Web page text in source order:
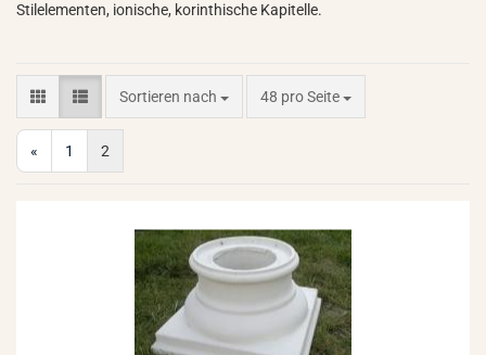
Stilelementen, ionische, korinthische Kapitelle.
Sortieren nach
Sortieren nach 48 pro Seite
pro Seite
« 1 2